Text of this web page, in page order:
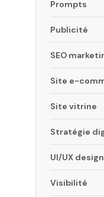
Prompts
Publicité
SEO
Site e-
Site vitrine
Stratégie
UI/UX design
Visibilité